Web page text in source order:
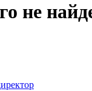
не